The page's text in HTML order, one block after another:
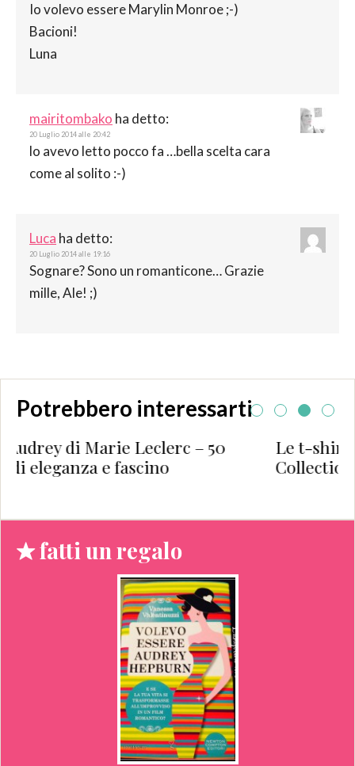
Io volevo essere Marylin Monroe ;-)
Bacioni!
Luna
mairitombako ha detto:
20 Luglio 2014 alle 20:42
lo avevo letto pocco fa …bella scelta cara
come al solito :-)
Luca ha detto:
20 Luglio 2014 alle 19:16
Sognare? Sono un romanticone… Grazie
mille, Ale! ;)
Potrebbero interessarti
Le t-shirt al latte: la Capsule
Collection di Hélène Battaglia
fatti un regalo